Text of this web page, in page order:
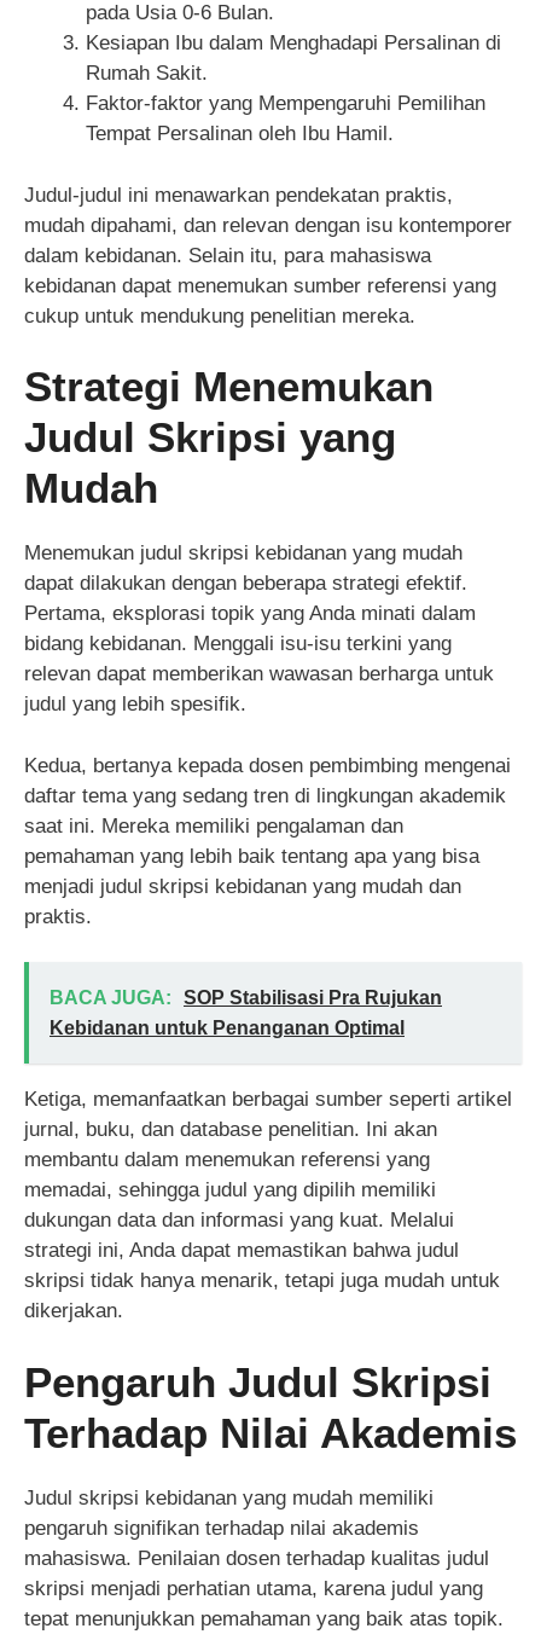
pada Usia 0-6 Bulan.
Kesiapan Ibu dalam Menghadapi Persalinan di
Rumah Sakit.
Faktor-faktor yang Mempengaruhi Pemilihan
Tempat Persalinan oleh Ibu Hamil.
Judul-judul ini menawarkan pendekatan praktis,
mudah dipahami, dan relevan dengan isu kontemporer
dalam kebidanan. Selain itu, para mahasiswa
kebidanan dapat menemukan sumber referensi yang
cukup untuk mendukung penelitian mereka.
Strategi Menemukan
Judul Skripsi yang
Mudah
Menemukan judul skripsi kebidanan yang mudah
dapat dilakukan dengan beberapa strategi efektif.
Pertama, eksplorasi topik yang Anda minati dalam
bidang kebidanan. Menggali isu-isu terkini yang
relevan dapat memberikan wawasan berharga untuk
judul yang lebih spesifik.
Kedua, bertanya kepada dosen pembimbing mengenai
daftar tema yang sedang tren di lingkungan akademik
saat ini. Mereka memiliki pengalaman dan
pemahaman yang lebih baik tentang apa yang bisa
menjadi judul skripsi kebidanan yang mudah dan
praktis.
BACA JUGA:
SOP Stabilisasi Pra Rujukan
Kebidanan untuk Penanganan Optimal
Ketiga, memanfaatkan berbagai sumber seperti artikel
jurnal, buku, dan database penelitian. Ini akan
membantu dalam menemukan referensi yang
memadai, sehingga judul yang dipilih memiliki
dukungan data dan informasi yang kuat. Melalui
strategi ini, Anda dapat memastikan bahwa judul
skripsi tidak hanya menarik, tetapi juga mudah untuk
dikerjakan.
Pengaruh Judul Skripsi
Terhadap Nilai Akademis
Judul skripsi kebidanan yang mudah memiliki
pengaruh signifikan terhadap nilai akademis
mahasiswa. Penilaian dosen terhadap kualitas judul
skripsi menjadi perhatian utama, karena judul yang
tepat menunjukkan pemahaman yang baik atas topik.